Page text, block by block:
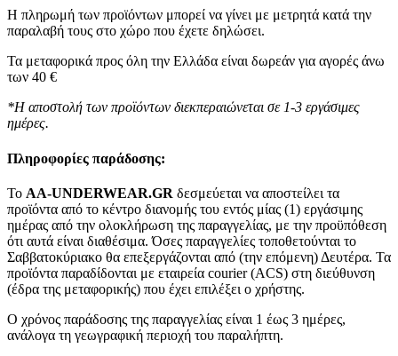
Η πληρωμή των προϊόντων μπορεί να γίνει με μετρητά κατά την
παραλαβή τους στο χώρο που έχετε δηλώσει.
Τα μεταφορικά προς όλη την Ελλάδα είναι δωρεάν για αγορές άνω
των 40 €
*Η αποστολή των προϊόντων διεκπεραιώνεται σε 1-3 εργάσιμες
ημέρες.
Πληροφορίες παράδοσης:
To AA-UNDERWEAR.GR δεσμεύεται να αποστείλει τα
προϊόντα από το κέντρο διανομής του εντός μίας (1) εργάσιμης
ημέρας από την ολοκλήρωση της παραγγελίας, με την προϋπόθεση
ότι αυτά είναι διαθέσιμα. Όσες παραγγελίες τοποθετούνται το
Σαββατοκύριακο θα επεξεργάζονται από (την επόμενη) Δευτέρα. Τα
προϊόντα παραδίδονται με εταιρεία courier (ACS) στη διεύθυνση
(έδρα της μεταφορικής) που έχει επιλέξει ο χρήστης.
Ο χρόνος παράδοσης της παραγγελίας είναι 1 έως 3 ημέρες,
ανάλογα τη γεωγραφική περιοχή του παραλήπτη.